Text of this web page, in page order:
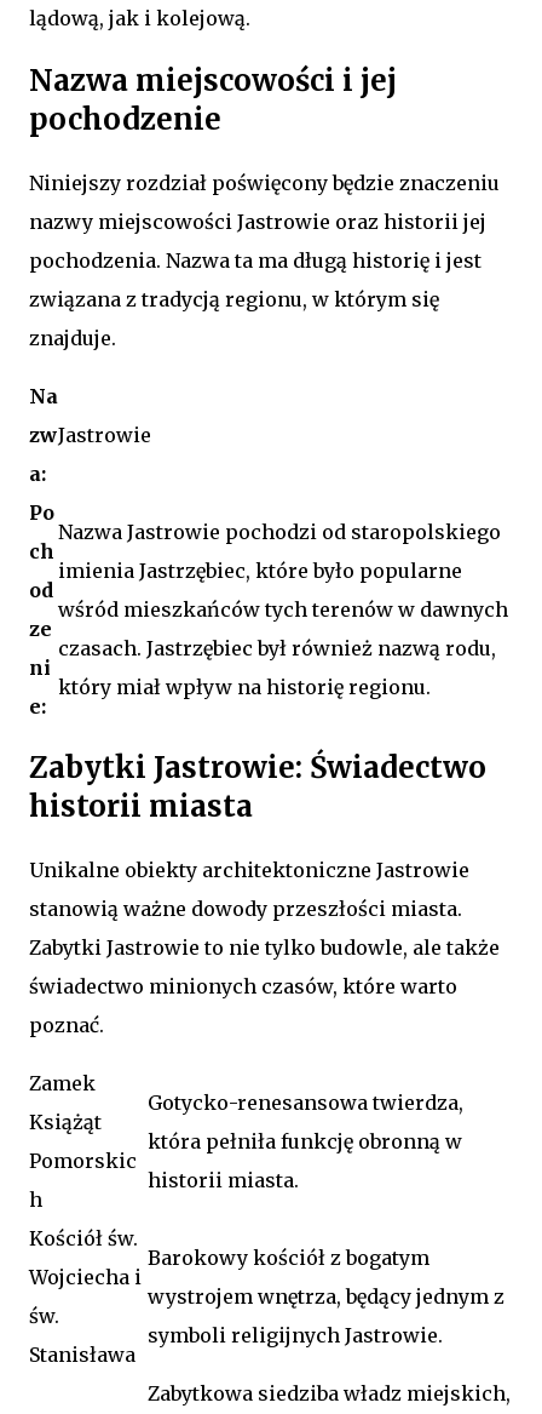
lądową, jak i kolejową.
Nazwa miejscowości i jej
pochodzenie
Niniejszy rozdział poświęcony będzie znaczeniu
nazwy miejscowości Jastrowie oraz historii jej
pochodzenia. Nazwa ta ma długą historię i jest
związana z tradycją regionu, w którym się
znajduje.
Na
zw
a:
Jastrowie
Po
ch
od
ze
ni
e:
Nazwa Jastrowie pochodzi od staropolskiego
imienia Jastrzębiec, które było popularne
wśród mieszkańców tych terenów w dawnych
czasach. Jastrzębiec był również nazwą rodu,
który miał wpływ na historię regionu.
Zabytki Jastrowie: Świadectwo
historii miasta
Unikalne obiekty architektoniczne Jastrowie
stanowią ważne dowody przeszłości miasta.
Zabytki Jastrowie to nie tylko budowle, ale także
świadectwo minionych czasów, które warto
poznać.
Zamek
Książąt
Pomorskic
h
Gotycko-renesansowa twierdza,
która pełniła funkcję obronną w
historii miasta.
Kościół św.
Wojciecha i
św.
Stanisława
Barokowy kościół z bogatym
wystrojem wnętrza, będący jednym z
symboli religijnych Jastrowie.
Zabytkowa siedziba władz miejskich,